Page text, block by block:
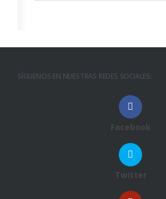
SÍGUENOS EN NUESTRAS REDES SOCIALES:
Facebook
Twitter